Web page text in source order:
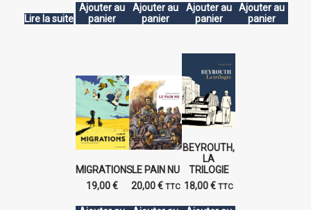
Lire la suite
Ajouter au
panier
Ajouter au
panier
Ajouter au
panier
Ajouter au
panier
MIGRATIONS
19,00€
LE PAIN NU
20,00€ TTC
BEYROUTH,
LA
TRILOGIE
18,00€ TTC